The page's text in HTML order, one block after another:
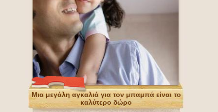
Μια μεγάλη αγκαλιά για τον μπαμπά είναι το
καλύτερο δώρο